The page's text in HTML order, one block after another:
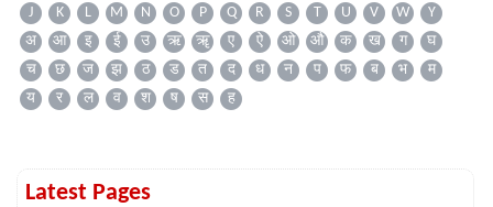
J
K L M N O P Q R S T U V W
Y
अ
आ इ ई उ ऋ ॠ ए ऐ ओ औ क ख ग
घ
च
छ ज झ ठ ड त द ध न प फ ब भ
म
य
र ल व श ष स ह
Latest Pages